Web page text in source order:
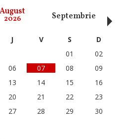
August
2026 Septembrie
J V S
D
01
02
06 07 08
09
13 14 15
16
20 21 22
23
27 28 29
30